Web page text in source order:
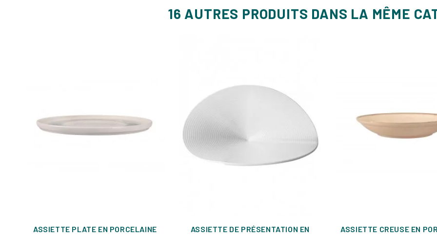
16 AUTRES PRODUITS DANS LA MÊME
ASSIETTE PLATE EN PORCELAINE
ASSIETTE DE PRÉSENTATION EN
ASSIETTE CREUSE EN